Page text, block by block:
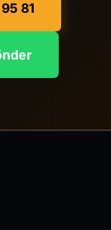
81